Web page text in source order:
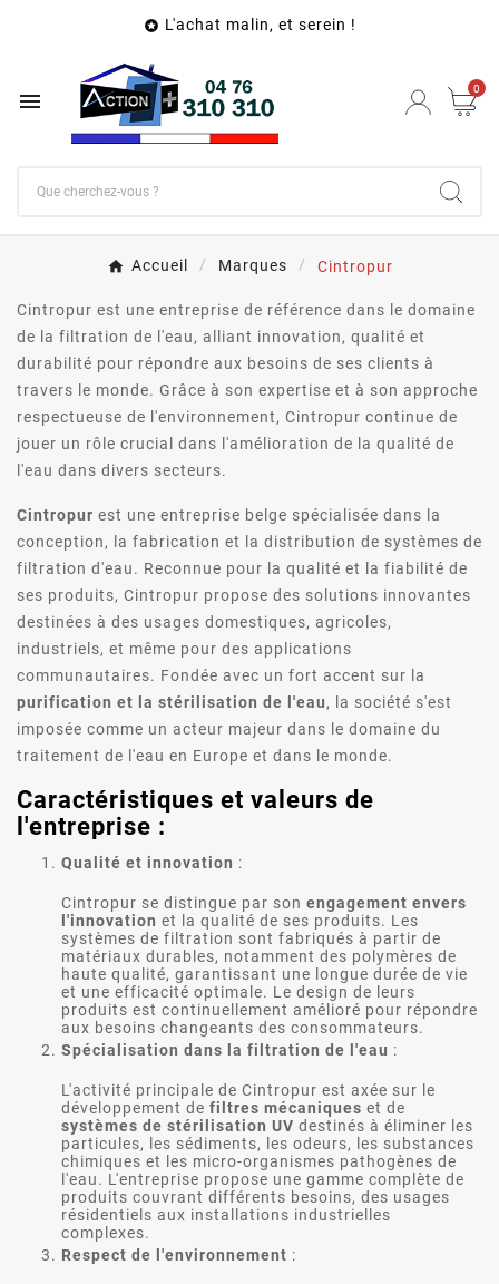
 L'achat malin, et serein !
 0
Accueil Marques Cintropur
Cintropur est une entreprise de référence dans le domaine
de la filtration de l'eau, alliant innovation, qualité et
durabilité pour répondre aux besoins de ses clients à
travers le monde. Grâce à son expertise et à son approche
respectueuse de l'environnement, Cintropur continue de
jouer un rôle crucial dans l'amélioration de la qualité de
l'eau dans divers secteurs.
Cintropur est une entreprise belge spécialisée dans la
conception, la fabrication et la distribution de systèmes de
filtration d'eau. Reconnue pour la qualité et la fiabilité de
ses produits, Cintropur propose des solutions innovantes
destinées à des usages domestiques, agricoles,
industriels, et même pour des applications
communautaires. Fondée avec un fort accent sur la
purification et la stérilisation de l'eau, la société s'est
imposée comme un acteur majeur dans le domaine du
traitement de l'eau en Europe et dans le monde.
Caractéristiques et valeurs de
l'entreprise :
Qualité et innovation :
Cintropur se distingue par son engagement envers
l'innovation et la qualité de ses produits. Les
systèmes de filtration sont fabriqués à partir de
matériaux durables, notamment des polymères de
haute qualité, garantissant une longue durée de vie
et une efficacité optimale. Le design de leurs
produits est continuellement amélioré pour répondre
aux besoins changeants des consommateurs.
Spécialisation dans la filtration de l'eau :
L'activité principale de Cintropur est axée sur le
développement de filtres mécaniques et de
systèmes de stérilisation UV destinés à éliminer les
particules, les sédiments, les odeurs, les substances
chimiques et les micro-organismes pathogènes de
l'eau. L'entreprise propose une gamme complète de
produits couvrant différents besoins, des usages
résidentiels aux installations industrielles
complexes.
Respect de l'environnement :